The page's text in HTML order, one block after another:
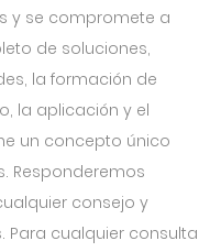
y se compromete a
de soluciones,
la formación de
la aplicación y el
un concepto único
Responderemos
consejo y
Para cualquier consulta